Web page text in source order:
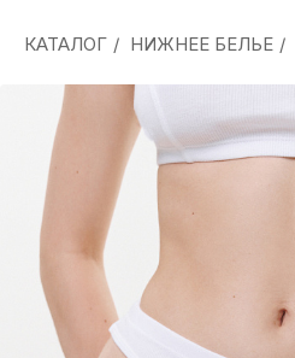
КАТАЛОГ / НИЖНЕЕ БЕЛЬЕ /